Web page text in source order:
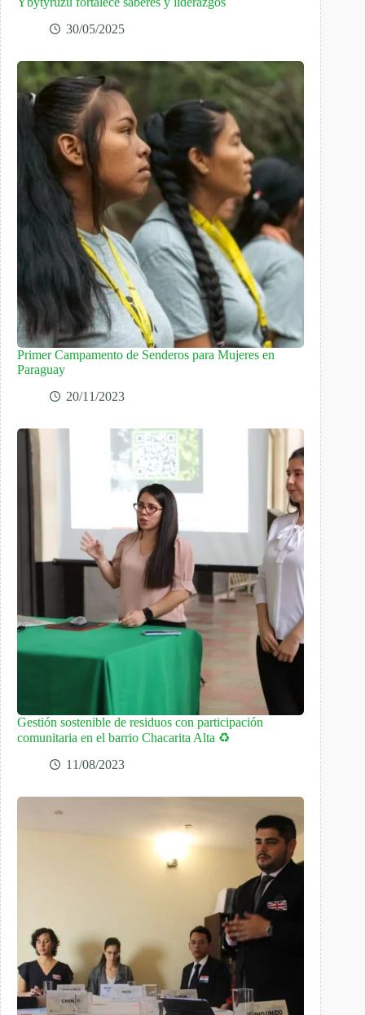
30/05/2025
Primer Campamento de Senderos para Mujeres en
Paraguay
20/11/2023
Gestión sostenible de residuos con participación
comunitaria en el barrio Chacarita Alta ♻️
11/08/2023